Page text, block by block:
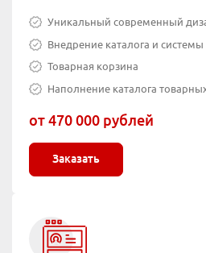
Уникальный современный
Внедрение каталога и
Товарная корзина
Наполнение каталога
от 470 000 рублей
Заказать